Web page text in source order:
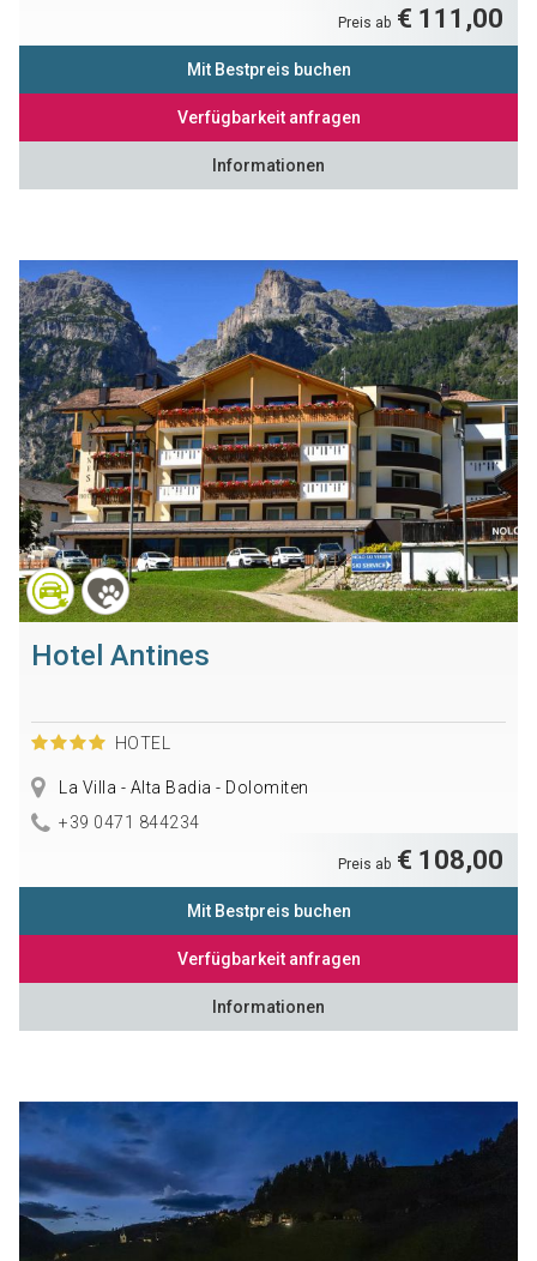
Preis ab € 111,00
Mit Bestpreis buchen
Verfügbarkeit anfragen
Informationen
Hotel Antines
HOTEL
La Villa - Alta Badia - Dolomiten
+39 0471 844234
Preis ab € 108,00
Mit Bestpreis buchen
Verfügbarkeit anfragen
Informationen